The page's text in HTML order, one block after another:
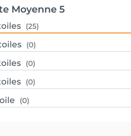
Moyenne 5
(25)
(0)
(0)
(0)
(0)